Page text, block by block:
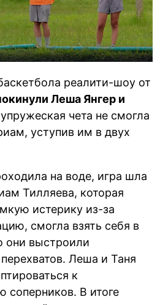
реалити-шоу от
Леша Янгер и
чета не смогла
уступив им в двух
на воде, игра шла
Тилляева, которая
истерику из-за
смогла взять себя в
они выстроили
Леша и Таня
к
соперников. В итоге